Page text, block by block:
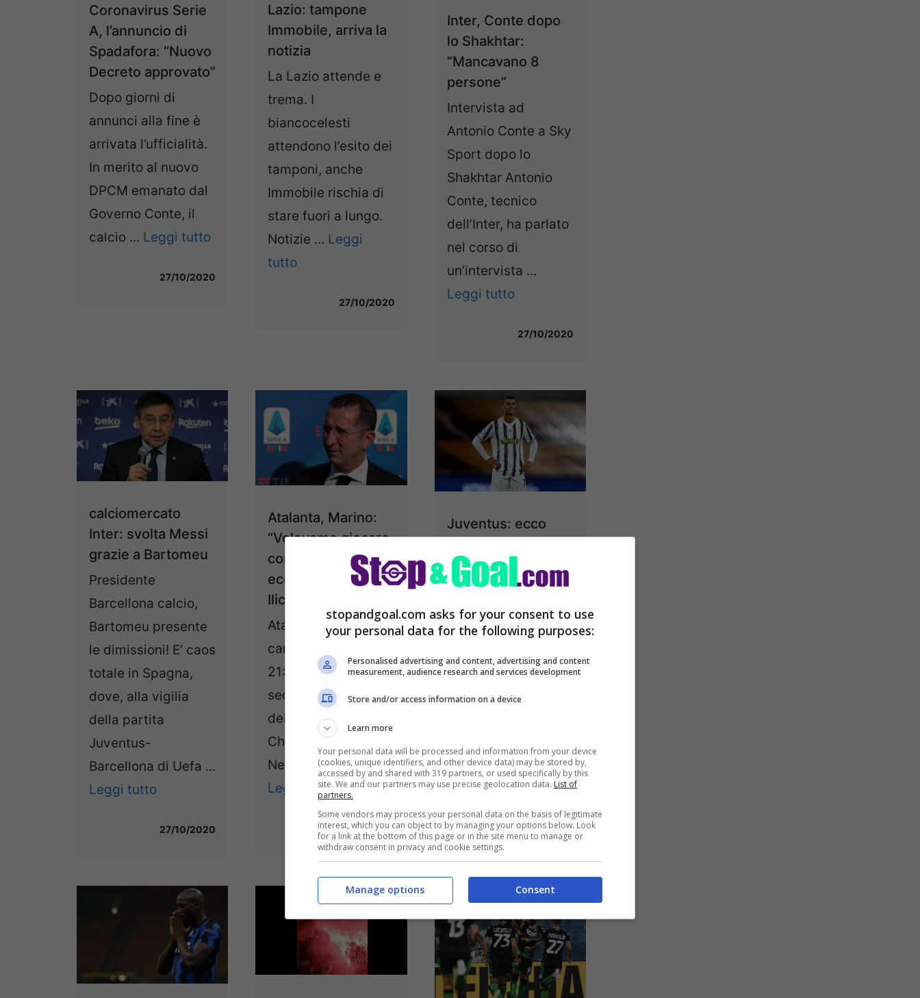
Coronavirus Serie
A, l’annuncio di
Spadafora: “Nuovo
Decreto approvato”
Dopo giorni di
annunci alla fine è
arrivata l’ufficialità.
In merito al nuovo
DPCM emanato dal
Governo Conte, il
calcio ... Leggi tutto
27/10/2020
Lazio: tampone
Immobile, arriva la
notizia
La Lazio attende e
trema. I
biancocelesti
attendono l’esito dei
tamponi, anche
Immobile rischia di
stare fuori a lungo.
Notizie ... Leggi
tutto
27/10/2020
Inter, Conte dopo
lo Shakhtar:
“Mancavano 8
persone”
Intervista ad
Antonio Conte a Sky
Sport dopo lo
Shakhtar Antonio
Conte, tecnico
dell’Inter, ha parlato
nel corso di
un’intervista ...
Leggi tutto
27/10/2020
calciomercato
Inter: svolta Messi
grazie a Bartomeu
Presidente
Barcellona calcio,
Bartomeu presente
le dimissioni! E’ caos
totale in Spagna,
dove, alla vigilia
della partita
Juventus-
Barcellona di Uefa ...
Leggi tutto
27/10/2020
Atalanta, Marino:
“Volevamo giocare
con i nostri tifosi,
ecco come sta
Ilicic”
Atalanta-Ajax in
campo alle ore
21:00 per la
seconda giornata
del Girone D di
Champions League.
Nel pre partita del ...
Leggi tutto
27/10/2020
Juventus: ecco
di Ronaldo
Notizie Juventus:
ecco l’esito del
tampone di Ronaldo
Ultime Juventus,
tampone di
Niente Barcellona
per ... Leggi tutto
27/10/2020
stopandgoal.com asks for your consent to use
your personal data for the following purposes:
Personalised advertising and content, advertising and content
measurement, audience research and services development
Store and/or access information on a device
Learn more
Your personal data will be processed and information from your device
(cookies, unique identifiers, and other device data) may be stored by,
accessed by and shared with 319 partners, or used specifically by this
site. We and our partners may use precise geolocation data. List of
partners.
Some vendors may process your personal data on the basis of legitimate
interest, which you can object to by managing your options below. Look
for a link at the bottom of this page or in the site menu to manage or
withdraw consent in privacy and cookie settings.
Consent
Manage options